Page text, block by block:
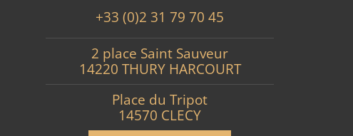
+33 (0)2 31 79 70 45
2 place Saint Sauveur
14220 THURY HARCOURT
Place du Tripot
14570 CLECY